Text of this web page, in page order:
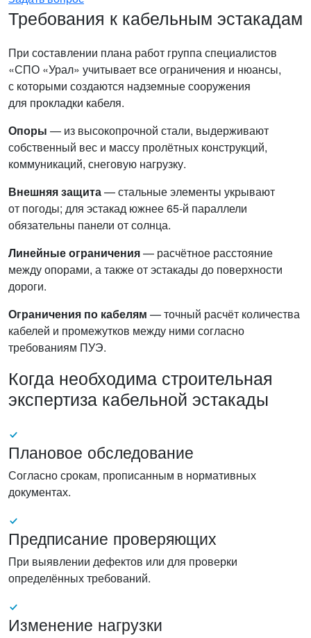
Требования к кабельным эстакадам
При составлении плана работ группа специалистов
«СПО «Урал» учитывает все ограничения и нюансы,
с которыми создаются надземные сооружения
для прокладки кабеля.
Опоры — из высокопрочной стали, выдерживают
собственный вес и массу пролётных конструкций,
коммуникаций, снеговую нагрузку.
Внешняя защита— стальные элементы укрывают
от погоды; для эстакад южнее 65-й параллели
обязательны панели от солнца.
Линейные ограничения— расчётное расстояние
между опорами, а также от эстакады до поверхности
дороги.
Ограничения по кабелям — точный расчёт количества
кабелей и промежутков между ними согласно
требованиям ПУЭ.
Когда необходима строительная
экспертиза кабельной эстакады
Плановое обследование
Согласно срокам, прописанным в нормативных
документах.
Предписание проверяющих
При выявлении дефектов или для проверки
определённых требований.
Изменение нагрузки